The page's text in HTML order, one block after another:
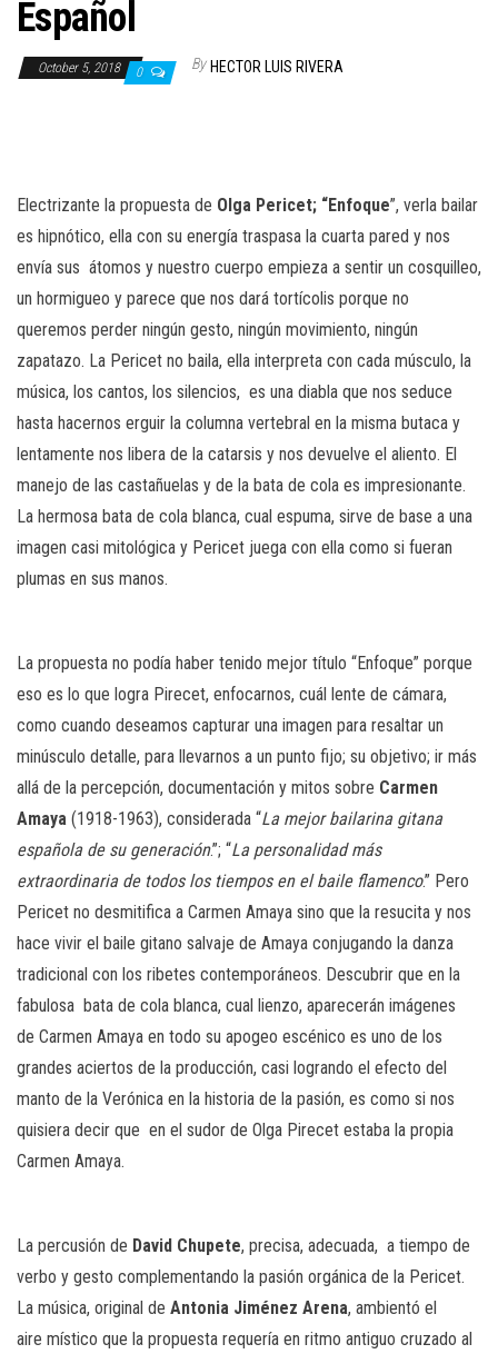
Español
October 5, 2018 0 By HECTOR LUIS RIVERA
Electrizante la propuesta de Olga Pericet; “Enfoque”, verla bailar
es hipnótico, ella con su energía traspasa la cuarta pared y nos
envía sus átomos y nuestro cuerpo empieza a sentir un cosquilleo,
un hormigueo y parece que nos dará tortícolis porque no
queremos perder ningún gesto, ningún movimiento, ningún
zapatazo. La Pericet no baila, ella interpreta con cada músculo, la
música, los cantos, los silencios, es una diabla que nos seduce
hasta hacernos erguir la columna vertebral en la misma butaca y
lentamente nos libera de la catarsis y nos devuelve el aliento. El
manejo de las castañuelas y de la bata de cola es impresionante.
La hermosa bata de cola blanca, cual espuma, sirve de base a una
imagen casi mitológica y Pericet juega con ella como si fueran
plumas en sus manos.
La propuesta no podía haber tenido mejor título “Enfoque” porque
eso es lo que logra Pirecet, enfocarnos, cuál lente de cámara,
como cuando deseamos capturar una imagen para resaltar un
minúsculo detalle, para llevarnos a un punto fijo; su objetivo; ir más
allá de la percepción, documentación y mitos sobre Carmen
Amaya (1918-1963), considerada “La mejor bailarina gitana
española de su generación.”; “La personalidad más
extraordinaria de todos los tiempos en el baile flamenco.” Pero
Pericet no desmitifica a Carmen Amaya sino que la resucita y nos
hace vivir el baile gitano salvaje de Amaya conjugando la danza
tradicional con los ribetes contemporáneos. Descubrir que en la
fabulosa bata de cola blanca, cual lienzo, aparecerán imágenes
de Carmen Amaya en todo su apogeo escénico es uno de los
grandes aciertos de la producción, casi logrando el efecto del
manto de la Verónica en la historia de la pasión, es como si nos
quisiera decir que en el sudor de Olga Pirecet estaba la propia
Carmen Amaya.
La percusión de David Chupete, precisa, adecuada, a tiempo de
verbo y gesto complementando la pasión orgánica de la Pericet.
La música, original de Antonia Jiménez Arena, ambientó el
aire místico que la propuesta requería en ritmo antiguo cruzado al